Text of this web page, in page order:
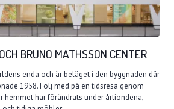
BRUNO MATHSSON CENTER
enda och är beläget i den byggnaden där
1958. Följ med på en tidsresa genom
hemmet har förändrats under årtiondena,